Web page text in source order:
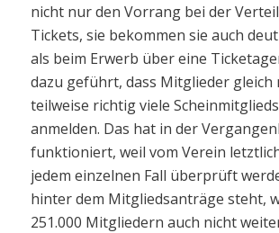
nicht nur den Vorrang bei der
Tickets, sie bekommen sie auch
als beim Erwerb über eine
dazu geführt, dass Mitglieder gleich
teilweise richtig viele
anmelden. Das hat in der
funktioniert, weil vom Verein
jedem einzelnen Fall überprüft
hinter dem Mitgliedsanträge steht,
251.000 Mitgliedern auch nicht